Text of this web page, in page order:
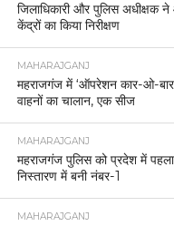
जिलाधिकारी और पुलिस अधीक्षक ने
केंद्रों का किया निरीक्षण
MAHARAJGANJ
महराजगंज में ‘ऑपरेशन कार-ओ-
वाहनों का चालान, एक सीज
MAHARAJGANJ
महराजगंज पुलिस को प्रदेश में
निस्तारण में बनी नंबर-1
MAHARAJGANJ